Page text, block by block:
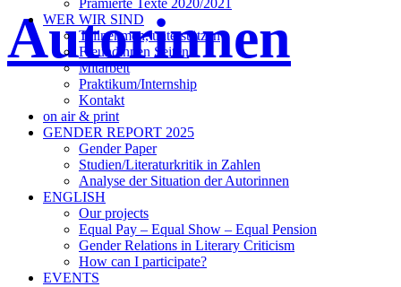
Autorinnen
Prämierte Texte 2020/2021
WER WIR SIND
Teilnehmen, unterstützen
Freundinnen Seiten
Mitarbeit
Praktikum/Internship
Kontakt
on air & print
GENDER REPORT 2025
Gender Paper
Studien/Literaturkritik in Zahlen
Analyse der Situation der Autorinnen
ENGLISH
Our projects
Equal Pay – Equal Show – Equal Pension
Gender Relations in Literary Criticism
How can I participate?
EVENTS